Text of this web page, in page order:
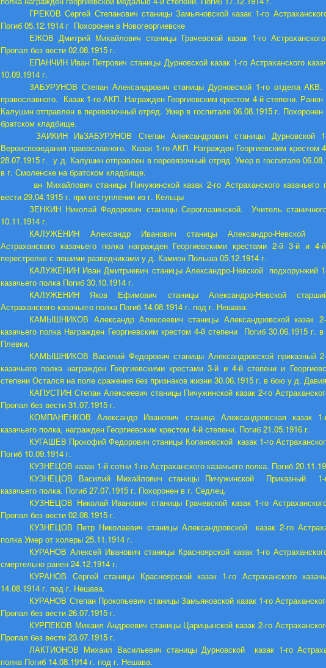
ГРЕКОВ Сергей Степанович станицы Замьяновской казак 1-го
Погиб 05.12.1914 г Похоронен в Новогеоргиевске
ЕЖОВ Дмитрий Михайлович станицы Грачевской казак 1-го
Пропал без вести 02.08.1915 г.
ЕПАНЧИН Иван Петрович станицы Дурновской казак 1-го Астраханского
10.09.1914 г.
ЗАБУРУНОВ Степан Александрович станицы Дурновской 1-го отдела АКВ.
православного. Казак 1-го АКП. Награжден Георгиевским крестом 4-й степени.
Калушин отправлен в перевязочный отряд. Умер в госпитале 06.08.1915 г.
братском кладбище.
ЗАИКИН ИвЗАБУРУНОВ Степан Александрович станицы Дурновской
Вероисповедания православного. Казак 1-го АКП. Награжден Георгиевским крестом
28.07.1915 г. у д. Калушин отправлен в перевязочный отряд. Умер в госпитале
в г. Смоленске на братском кладбище.
ан Михайлович станицы Пичужинской казак 2-го Астраханского
вести 29.04.1915 г. при отступлении из г. Кельцы
ЗЕНКИН Николай Федорович станицы Сероглазинской. Учитель
10.11.1914 г.
КАЛУЖЕНИН Александр Иванович станицы Александро-Невской
Астраханского казачьего полка награжден Георгиевскими крестами 2-й 3-й и
перестрелке с пешими разведчиками у д. Камион Польша 05.12.1914 г.
КАЛУЖЕНИН Иван Дмитриевич станицы Александро-Невской подхорунжий 1-
казачьего полка Погиб 30.10.1914 г.
КАЛУЖЕНИН Яков Ефимович станицы Александро-Невской
Астраханского казачьего полка Погиб 14.08.1914 г. под г. Нешава.
КАМЫШНИКОВ Александр Алексеевич станицы Александровской казак 2-
казачьего полка Награжден Георгиевским крестом 4-й степени Погиб 30.06.1915
Плевки.
КАМЫШНИКОВ Василий Федорович станицы Александровской приказный 2-
казачьего полка награжден Георгиевскими крестами 3-й и 4-й степени и
степени Остался на поле сражения без признаков жизни 30.06.1915 г. в бою у д.
КАПУСТИН Степан Алексеевич станицы Пичужинской казак 2-го
Пропал без вести 31.07.1915 г.
КОМПАНЕНКОВ Александр Иванович станица Александровская казак 1-
казачьего полка, награжден Георгиевским крестом 4-й степени. Погиб 21.05.1916 г.
КУГАШЕВ Прокофий Федорович станицы Копановской казак 1-го
Погиб 10.09.1914 г.
КУЗНЕЦОВ казак 1-й сотни 1-го Астраханского казачьего полка. Погиб
КУЗНЕЦОВ Василий Михайлович станицы Пичужинской Приказный 1-
казачьего полка. Погиб 27.07.1915 г. Похоронен в г. Седлец.
КУЗНЕЦОВ Николай Иванович станицы Грачевской казак 1-го
Пропал без вести 02.08.1915 г.
КУЗНЕЦОВ Петр Николаевич станицы Александровской казак 2-го
полка Умер от холеры 25.11.1914 г.
КУРАНОВ Алексей Иванович станицы Красноярской казак 1-го
смертельно ранен 24.12.1914 г.
КУРАНОВ Сергей станицы Красноярской казак 1-го Астраханского
14.08.1914 г. под г. Нешава.
КУРАНОВ Степан Прокопьевич станицы Замьяновской казак 1-го
Пропал без вести 26.07.1915 г.
КУРПЕКОВ Михаил Андреевич станицы Царицынской казак 2-го
Пропал без вести 23.07.1915 г.
ЛАКТИОНОВ Михаил Васильевич станицы Дурновской казак 1-го
полка Погиб 14.08.1914 г. под г. Нешава.